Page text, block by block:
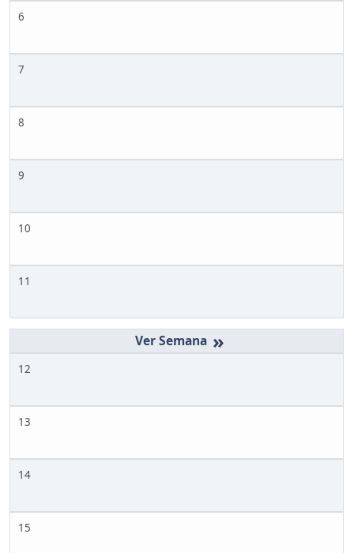
6
7
8
9
10
11
»
12
13
14
15